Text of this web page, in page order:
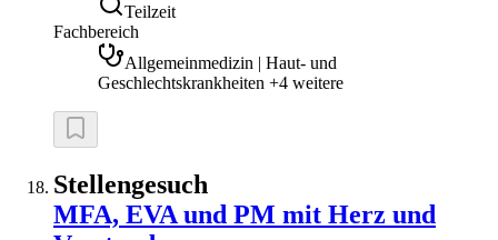
Teilzeit
Fachbereich
Allgemeinmedizin | Haut- und
Geschlechtskrankheiten +4 weitere
Stellengesuch
MFA, EVA und PM mit Herz und